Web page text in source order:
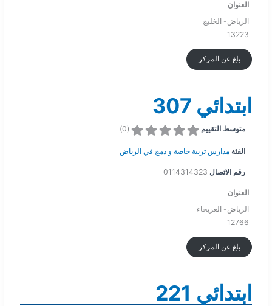
العنوان
الرياض- الخليج
13223
بلغ عن المركز
ابتدائي 307
متوسط التقييم (
0
)
الفئة مدارس تربية خاصة و دمج في الرياض
رقم الاتصال 0114314323
العنوان
الرياض- العريجاء
12766
بلغ عن المركز
ابتدائي 221